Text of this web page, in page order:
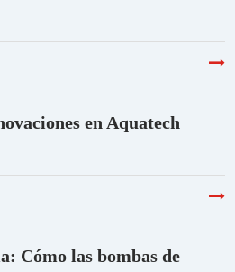
en Aquatech
Cómo las bombas de